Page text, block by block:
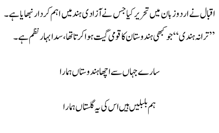
اقبال نے اردو زبان میں تحریر کیا جس نے آزادی ہند میں اہم کردار نبھایا ہے۔
’’ترانہ ہندی‘‘ جوکبھی ہندوستان کا قومی گیت ہواکرتا تھا،سدا بہار نظم ہے ۔
سارے جہاں سے اچھا ہندوستاں ہمارا
ہم بلبلیں ہیں اس کی یہ گلستاں ہمارا